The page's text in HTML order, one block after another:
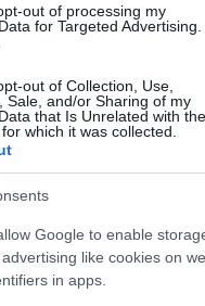
out of processing my
for Targeted Advertising.
out of Collection, Use,
Sale, and/or Sharing of my
that Is Unrelated with the
which it was collected.
Google to enable
like cookies on
in apps.
Országos hírek
A lakosságra is fontos
szúnyoginvázió
Itt az ÉVOSZ
az energiakrízis